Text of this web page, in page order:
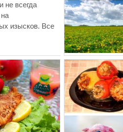
не всегда
изысков. Все